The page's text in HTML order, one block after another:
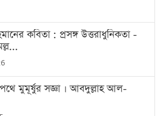
কবিতা : প্রসঙ্গ উত্তরাধুনিকতা -
মুমূর্ষুর সজ্ঞা । আবদুল্লাহ আল-